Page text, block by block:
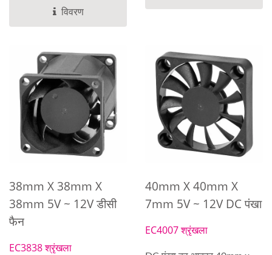
विवरण
38mm X 38mm X
38mm 5V ~ 12V डीसी
फैन
EC3838 श्रृंखला
40mm X 40mm X
7mm 5V ~ 12V DC पंखा
EC4007 श्रृंखला